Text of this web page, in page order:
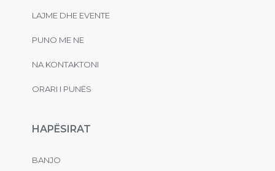
LAJME DHE EVENTE
PUNO ME NE
NA KONTAKTONI
ORARI I PUNËS
HAPËSIRAT
BANJO